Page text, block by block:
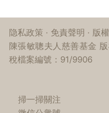
隐私政策 · 免責聲明 · 版
陳張敏聰夫人慈善基金
稅檔案編號：91/9906
掃一掃關注